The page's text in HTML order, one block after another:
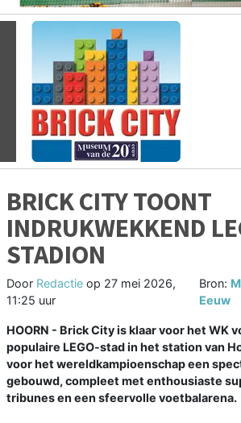
Vorige
BRICK CITY TOONT
INDRUKWEKKEND
STADION
Door Redactie op 27 mei 2026,
11:25 uur
Bron:
Eeuw
HOORN - Brick City is klaar voor het WK
populaire LEGO-stad in het station van
voor het wereldkampioenschap een
gebouwd, compleet met enthousiaste
tribunes en een sfeervolle voetbalarena.